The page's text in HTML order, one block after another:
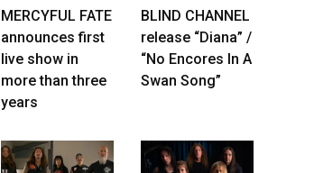
MERCYFUL FATE
announces first
live show in
more than three
years
BLIND CHANNEL
release “Diana” /
“No Encores In A
Swan Song”